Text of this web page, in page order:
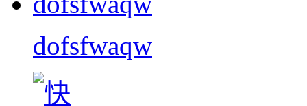
dofsfwaqw